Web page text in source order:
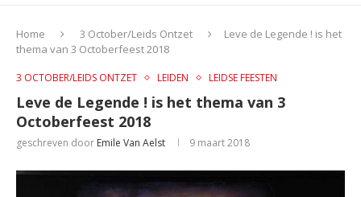
Home 3 October/Leids Ontzet
Leve de Legende ! is het
thema van 3 Octoberfeest 2018
3 OCTOBER/LEIDS ONTZET LEIDEN LEIDSE FEESTEN
Leve de Legende ! is het thema van 3
Octoberfeest 2018
geschreven door Emile Van Aelst 9 maart 2018